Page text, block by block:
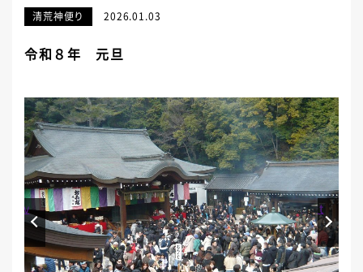
清荒神便り 2026.01.03
令和８年 元旦
Prev Next